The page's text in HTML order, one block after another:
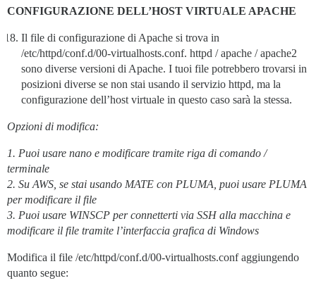
## vedi https://meta.discourse.org/t/14857 per i
#DISCOURSE_CDN_URL: https://discourse-
## La chiave IP di geolocalizzazione Maxmind per
## vedi https://meta.discourse.org/t/-/137387/23
  #DISCOURSE_MAXMIND_LICENSE_KEY: 1234567890123456
## Il container Docker è stateless; tutti i dati
volumes:
  - volume:
      host: /var/discourse/shared/standalone
  - volume:
host: /var/discourse/shared/standalone/log/
      guest: /var/log
## I plugin vanno qui
## vedi https://meta.discourse.org/t/19157 per i
hooks:
    - exec:
        cd: $home/plugins
CONFIGURAZIONE DELL’HOST VIRTUALE APACHE
Il file di configurazione di Apache si trova in
/etc/httpd/conf.d/00-virtualhosts.conf. httpd / apache / apache2
sono diverse versioni di Apache. I tuoi file potrebbero trovarsi in
posizioni diverse se non stai usando il servizio httpd, ma la
configurazione dell’host virtuale in questo caso sarà la stessa.
Opzioni di modifica:
1. Puoi usare nano e modificare tramite riga di comando /
terminale
2. Su AWS, se stai usando MATE con PLUMA, puoi usare PLUMA
per modificare il file
3. Puoi usare WINSCP per connetterti via SSH alla macchina e
modificare il file tramite l’interfaccia grafica di Windows
Modifica il file /etc/httpd/conf.d/00-virtualhosts.conf aggiungendo
quanto segue: